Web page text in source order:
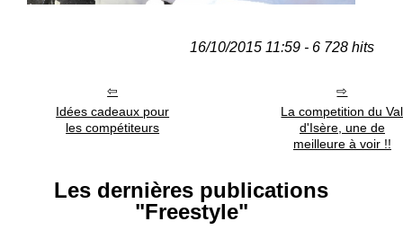
16/10/2015 11:59 - 6 728 hits
Idées cadeaux pour
les compétiteurs
La competition du Val
d'Isère, une de
meilleure à voir !!
Les dernières publications
"Freestyle"